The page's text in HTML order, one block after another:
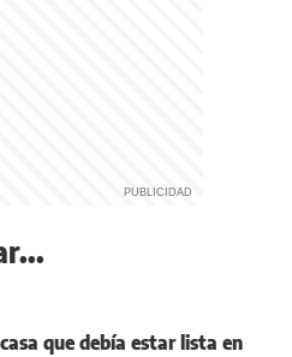
que debía estar lista en